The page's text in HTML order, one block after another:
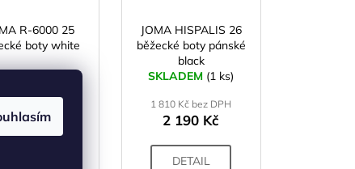
R-6000 25
boty white
1 673 Kč
JOMA HISPALIS 26
běžecké boty pánské
black
SKLADEM (1 ks)
1 810 Kč bez DPH
2 190 Kč
DETAIL